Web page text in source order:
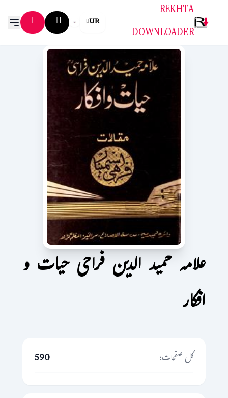
REKHTA
DOWNLOADER
UR
علامہ حمید الدین فراحی حیات و
افکار
کل صفحات: 590